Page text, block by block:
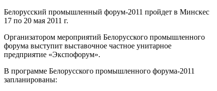
Белорусский промышленный форум-2011 пройдет в Минскес
17 по 20 мая 2011 г.
Организатором мероприятий Белорусского промышленного
форума выступит выставочное частное унитарное
предприятие «Экспофорум».
В программе Белорусского промышленного форума-2011
запланированы: